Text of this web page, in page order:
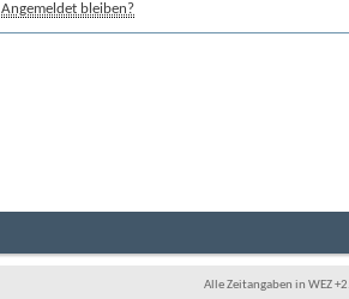
Angemeldet bleiben?
Alle Zeitangaben in WEZ